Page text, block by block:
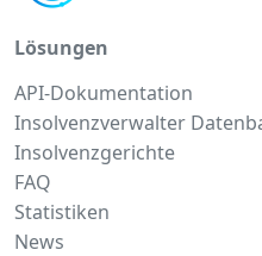
Lösungen
API-Dokumentation
Insolvenzverwalter
Insolvenzgerichte
FAQ
Statistiken
News